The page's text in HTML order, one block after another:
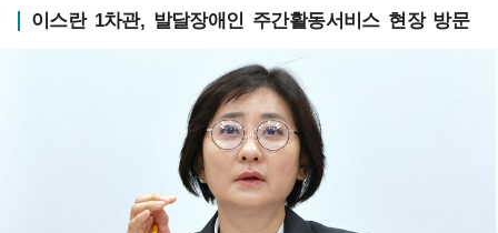
이스란 1차관, 발달장애인 주간활동서비스 현장 방문